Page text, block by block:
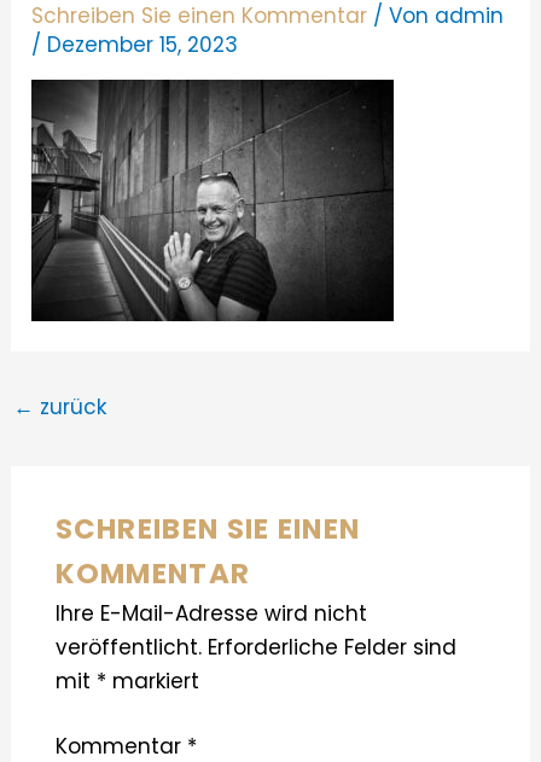
Schreiben Sie einen Kommentar / Von admin
/ Dezember 15, 2023
← zurück
SCHREIBEN SIE EINEN
KOMMENTAR
Ihre E-Mail-Adresse wird nicht
veröffentlicht. Erforderliche Felder sind
mit * markiert
Kommentar *